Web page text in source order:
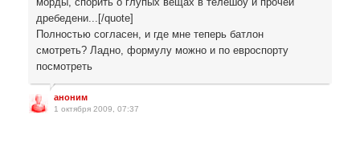
дребедени...[/quote]
Полностью согласен, и где мне теперь батлон
смотреть? Ладно, формулу можно и по евроспорту
посмотреть
аноним
1 октября 2009, 07:37